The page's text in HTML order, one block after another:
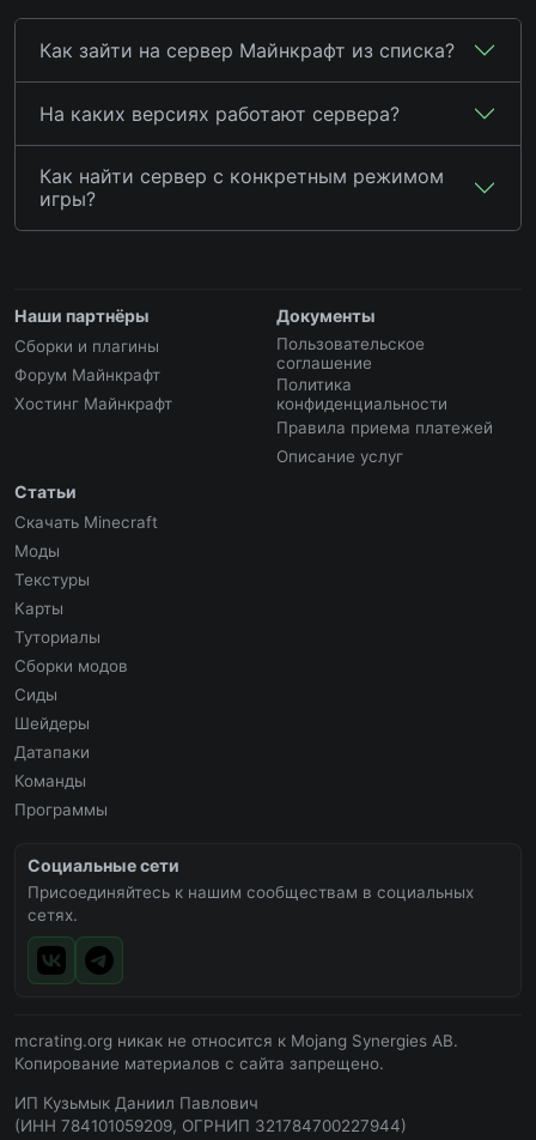
Как зайти на сервер Майнкрафт из списка?
На каких версиях работают сервера?
Как найти сервер с конкретным режимом
игры?
Наши партнёры
Сборки и плагины
Форум Майнкрафт
Хостинг Майнкрафт
Документы
Пользовательское
соглашение
Политика
конфиденциальности
Правила приема платежей
Описание услуг
Статьи
Скачать Minecraft
Моды
Текстуры
Карты
Туториалы
Сборки модов
Сиды
Шейдеры
Датапаки
Команды
Программы
Социальные сети
Присоединяйтесь к нашим сообществам в социальных
сетях.
mcrating.org никак не относится к Mojang Synergies AB.
Копирование материалов с сайта запрещено.
ИП Кузьмык Даниил Павлович
(ИНН 784101059209, ОГРНИП 321784700227944)